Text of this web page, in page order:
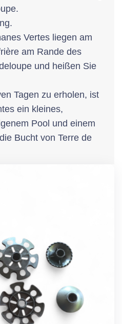
Vertes liegen am
am Rande des
und heißen Sie
Tagen zu erholen, ist
ein kleines,
Pool und einem
Bucht von Terre de